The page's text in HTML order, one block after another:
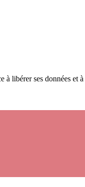
à libérer ses données et